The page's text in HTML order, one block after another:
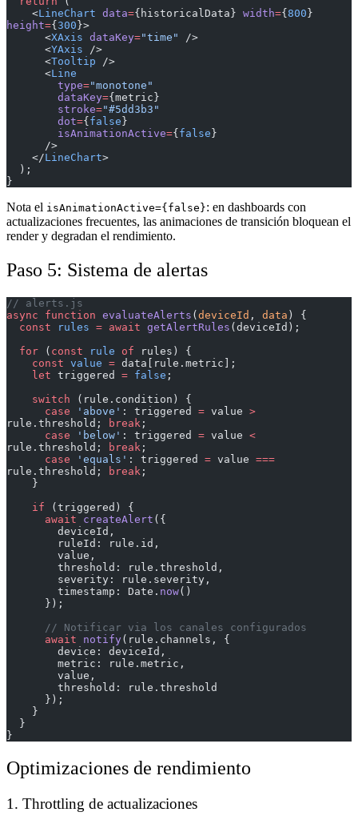
    <
LineChart data={historicalData} width={ 800
height={ 300 }>
      <
XAxis dataKey="time"
/>
      <
YAxis />
      <
Tooltip />
      <
Line
        type
="monotone"
        dataKey
={metric}
        stroke
="#5dd3b3"
        dot
={ false }
        isAnimationActive
={ false }
      />
    </
LineChart>
  );
}
Nota el isAnimationActive={false}: en dashboards con
actualizaciones frecuentes, las animaciones de transición bloquean el
render y degradan el rendimiento.
Paso 5: Sistema de alertas
// alerts.js
async function evaluateAlerts ( deviceId , data ) {
  const
rules = await getAlertRules (deviceId);
  for
( const rule of rules) {
    const
value = data[rule.metric];
    let
triggered = false ;
    switch
(rule.condition) {
      case
'above' : triggered = value >
rule.threshold;
break ;
      case
'below' : triggered = value <
rule.threshold;
break ;
      case
'equals' : triggered = value ===
rule.threshold;
break ;
    }
    if
(triggered) {
      await
createAlert ({
        deviceId,
        ruleId: rule.id,
        value,
        threshold: rule.threshold,
        severity: rule.severity,
        timestamp: Date.
now()
      });
      // Notificar via los canales configurados
      await
notify(rule.channels, {
        device: deviceId,
        metric: rule.metric,
        value,
        threshold: rule.threshold
      });
    }
  }
}
Optimizaciones de rendimiento
1. Throttling de actualizaciones